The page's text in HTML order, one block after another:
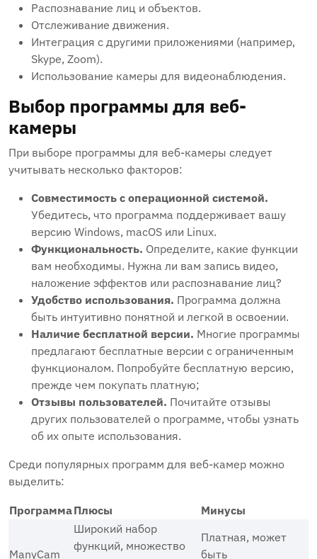
Распознавание лиц и объектов.
Отслеживание движения.
Интеграция с другими приложениями (например,
Skype, Zoom).
Использование камеры для видеонаблюдения.
Выбор программы для веб-
камеры
При выборе программы для веб-камеры следует
учитывать несколько факторов:
Совместимость с операционной системой.
Убедитесь, что программа поддерживает вашу
версию Windows, macOS или Linux.
Функциональность. Определите, какие функции
вам необходимы. Нужна ли вам запись видео,
наложение эффектов или распознавание лиц?
Удобство использования. Программа должна
быть интуитивно понятной и легкой в освоении.
Наличие бесплатной версии. Многие программы
предлагают бесплатные версии с ограниченным
функционалом. Попробуйте бесплатную версию,
прежде чем покупать платную;
Отзывы пользователей. Почитайте отзывы
других пользователей о программе, чтобы узнать
об их опыте использования.
Среди популярных программ для веб-камер можно
выделить:
ПрограммаПлюсы Минусы
ManyCam
Широкий набор
функций, множество
Платная, может
быть